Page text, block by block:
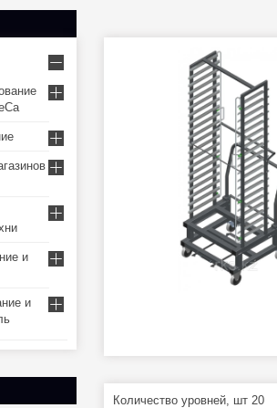
Количество уровней, шт 20
и
и